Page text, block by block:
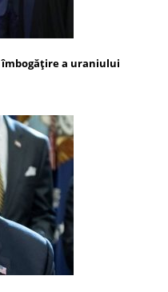
a uraniului